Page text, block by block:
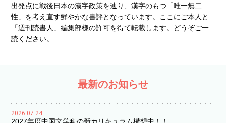
出発点に戦後日本の漢字政策を辿り、漢字のもつ「唯一無二
性」を考え直す鮮やかな書評となっています。ここにご本人と
「週刊読書人」編集部様の許可を得て転載します。どうぞご一
読ください。
最新のお知らせ
2026.07.24